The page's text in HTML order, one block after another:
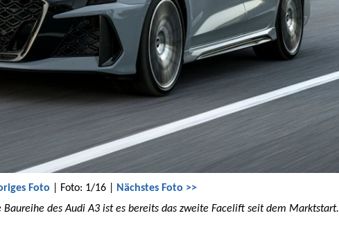
Foto | Foto: 1/16 |
Nächstes Foto >>
Baureihe des Audi A3 ist es bereits das zweite Facelift seit dem Marktstart.